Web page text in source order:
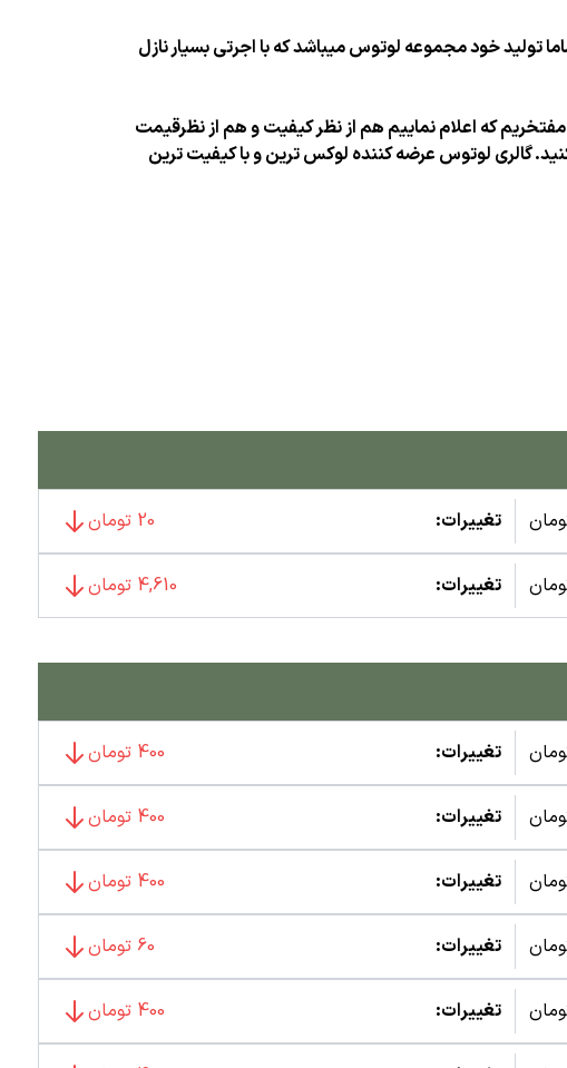
خود مجموعه لوتوس میباشد که با اجرتی بسیار نازل
که اعلام نماییم هم از نظر کیفیت و هم از نظرقیمت
گالری لوتوس عرضه کننده لوکس ترین و با کیفیت ترین
تغییرات: 20 تومان
تغییرات: 4,610 تومان
تغییرات: 400 تومان
تغییرات: 400 تومان
تغییرات: 400 تومان
تغییرات: 60 تومان
تغییرات: 400 تومان